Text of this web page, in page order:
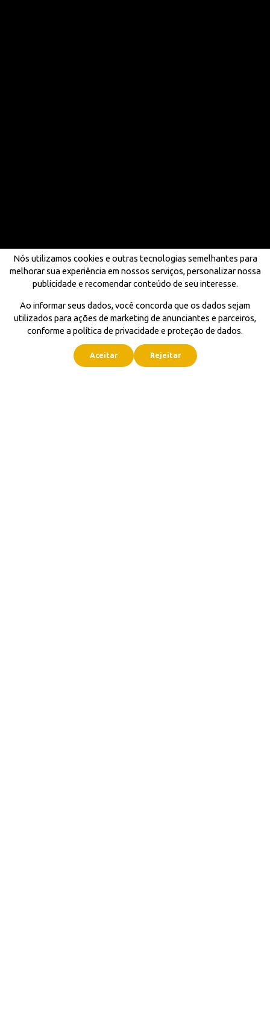
Nós utilizamos cookies e outras tecnologias semelhantes para
melhorar sua experiência em nossos serviços, personalizar nossa
publicidade e recomendar conteúdo de seu interesse.
Ao informar seus dados, você concorda que os dados sejam
utilizados para ações de marketing de anunciantes e parceiros,
conforme a política de privacidade e proteção de dados.
Aceitar Rejeitar